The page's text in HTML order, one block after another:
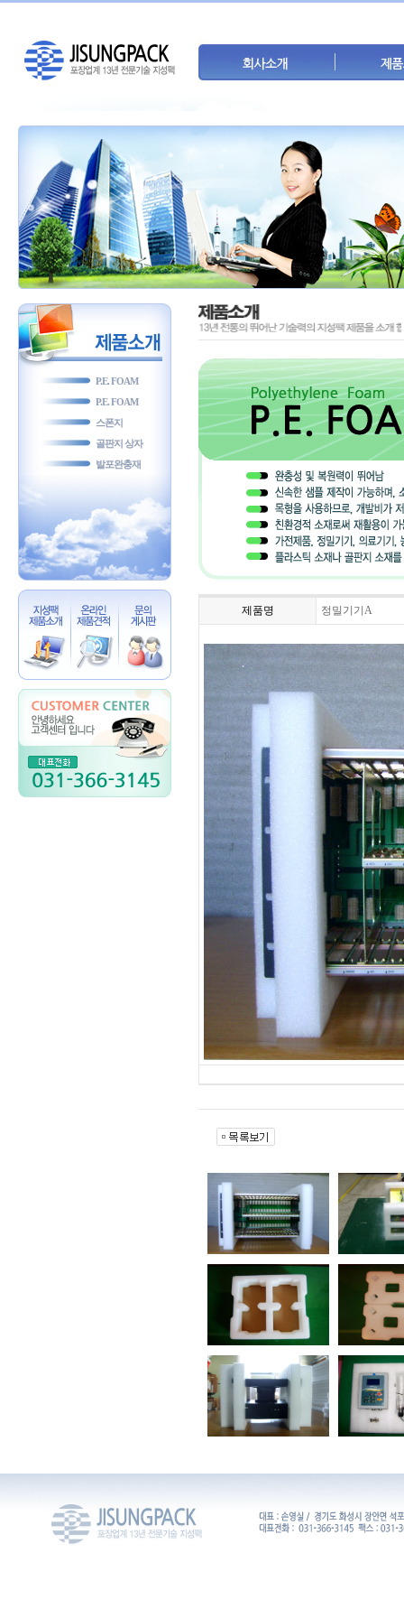
P.E. FOAM
P.E. FOAM
스폰지
골판지 상자
발포완충재
제품명 정밀기기A